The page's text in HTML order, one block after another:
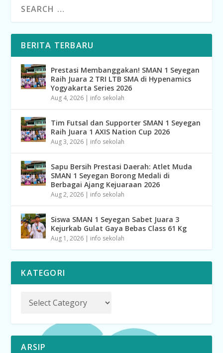
BERITA TERBARU
Prestasi Membanggakan! SMAN 1 Seyegan
Raih Juara 2 TRI LTB SMA di Hypenamics
Yogyakarta Series 2026
Aug 4, 2026 | info sekolah
Tim Futsal dan Supporter SMAN 1 Seyegan
Raih Juara 1 AXIS Nation Cup 2026
Aug 3, 2026 | info sekolah
Sapu Bersih Prestasi Daerah: Atlet Muda
SMAN 1 Seyegan Borong Medali di
Berbagai Ajang Kejuaraan 2026
Aug 2, 2026 | info sekolah
Siswa SMAN 1 Seyegan Sabet Juara 3
Kejurkab Gulat Gaya Bebas Class 61 Kg
Aug 1, 2026 | info sekolah
KATEGORI
ARSIP